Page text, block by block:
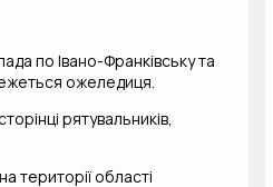
по Івано-Франківську та
ожеледиця.
рятувальників,
території області